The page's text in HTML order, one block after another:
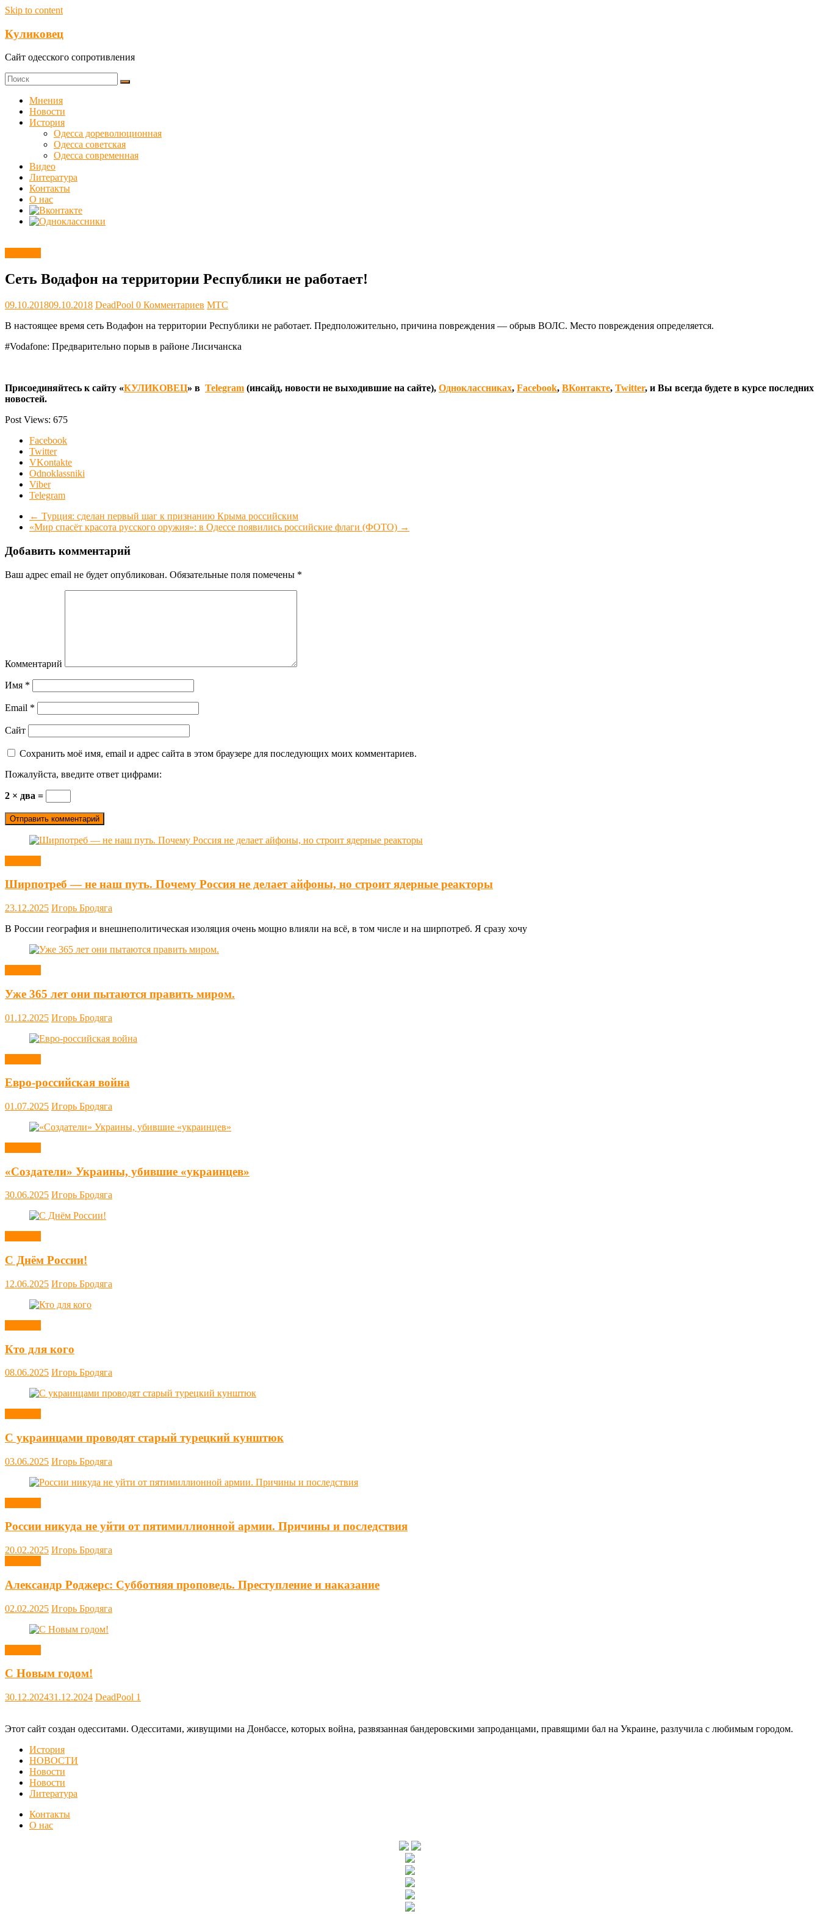
Skip to content
Куликовец
Сайт одесского сопротивления
Мнения
Новости
История
Одесса дореволюционная
Одесса советская
Одесса современная
Видео
Литература
Контакты
О нас
Сеть Водафон на территории Республики не работает!
09.10.201809.10.2018 DeadPool 0 Комментариев МТС
В настоящее время сеть Водафон на территории Республики не работает. Предположительно, причина повреждения — обрыв ВОЛС. Место повреждения определяется.
#Vodafone: Предварительно порыв в районе Лисичанска
Присоединяйтесь к сайту «КУЛИКОВЕЦ» в Telegram (инсайд, новости не выходившие на сайте), Одноклассниках, Facebook, ВКонтакте, Twitter, и Вы всегда будете в курсе последних
новостей.
Post Views: 675
Facebook
Twitter
VKontakte
Odnoklassniki
Viber
Telegram
← Турция: сделан первый шаг к признанию Крыма российским
«Мир спасёт красота русского оружия»: в Одессе появились российские флаги (ФОТО) →
Добавить комментарий
Ваш адрес email не будет опубликован. Обязательные поля помечены *
Комментарий
Имя *
Email *
Сайт
Сохранить моё имя, email и адрес сайта в этом браузере для последующих моих комментариев.
Пожалуйста, введите ответ цифрами:
2 × два =
Ширпотреб — не наш путь. Почему Россия не делает айфоны, но строит ядерные реакторы
23.12.2025 Игорь Бродяга
В России география и внешнеполитическая изоляция очень мощно влияли на всё, в том числе и на ширпотреб. Я сразу хочу
Уже 365 лет они пытаются править миром.
01.12.2025 Игорь Бродяга
Евро-российская война
01.07.2025 Игорь Бродяга
«Создатели» Украины, убившие «украинцев»
30.06.2025 Игорь Бродяга
С Днём России!
12.06.2025 Игорь Бродяга
Кто для кого
08.06.2025 Игорь Бродяга
С украинцами проводят старый турецкий кунштюк
03.06.2025 Игорь Бродяга
России никуда не уйти от пятимиллионной армии. Причины и последствия
20.02.2025 Игорь Бродяга
Александр Роджерс: Субботняя проповедь. Преступление и наказание
02.02.2025 Игорь Бродяга
С Новым годом!
30.12.202431.12.2024 DeadPool 1
Этот сайт создан одесситами. Одесситами, живущими на Донбассе, которых война, развязанная бандеровскими запроданцами, правящими бал на Украине, разлучила с любимым городом.
История
НОВОСТИ
Новости
Новости
Литература
Контакты
О нас